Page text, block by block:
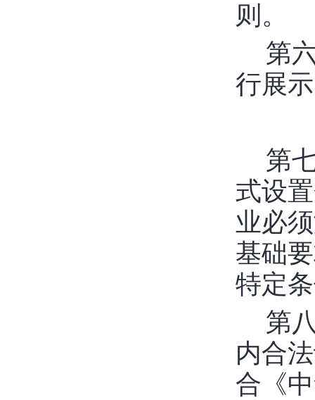
则。
第
行展
第
式设
业必
基础
特定
第
内合
合《